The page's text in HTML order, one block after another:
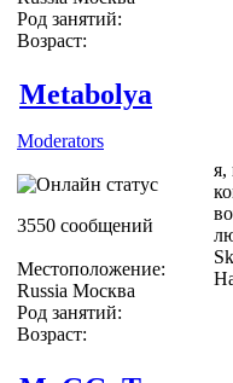
Род занятий:
Возраст:
Metabolya
Moderators
3550 сообщений
Местоположение:
Russia Москва
Род занятий:
Возраст:
я,